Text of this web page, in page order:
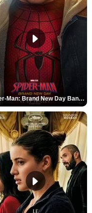
Spider-Man: Brand New Day Bande-annonce VO STFR